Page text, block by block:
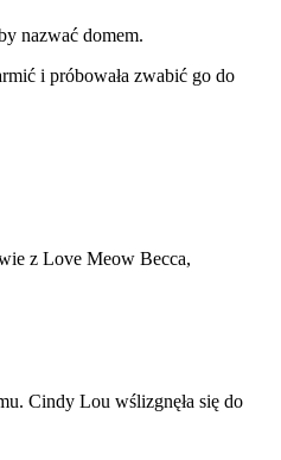
nazwać domem.
i próbowała zwabić go do
z Love Meow Becca,
Cindy Lou wślizgnęła się do